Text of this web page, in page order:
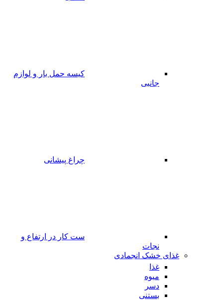
کیسه حمل بار و لوازم
جانبی
چراغ پیشانی
ست کار در ارتفاع و
نجات
غذای خشک انجمادی
غذا
میوه
دسر
بستنی